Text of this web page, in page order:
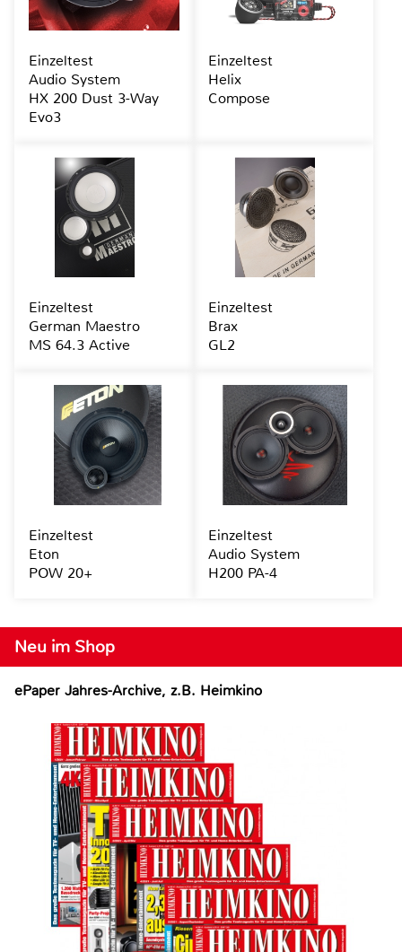
Neu im Shop
ePaper Jahres-Archive, z.B. Heimkino
Einzeltest
Audio System
HX 200 Dust 3-Way
Evo3
Einzeltest
Helix
Compose
Einzeltest
German Maestro
MS 64.3 Active
Einzeltest
Brax
GL2
Einzeltest
Eton
POW 20+
Einzeltest
Audio System
H200 PA-4